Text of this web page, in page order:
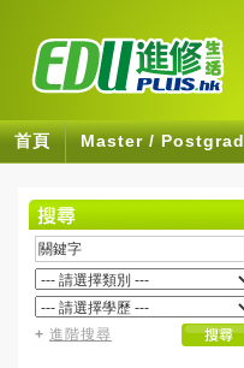
首頁 Master / Postgrad
+ 進階搜尋